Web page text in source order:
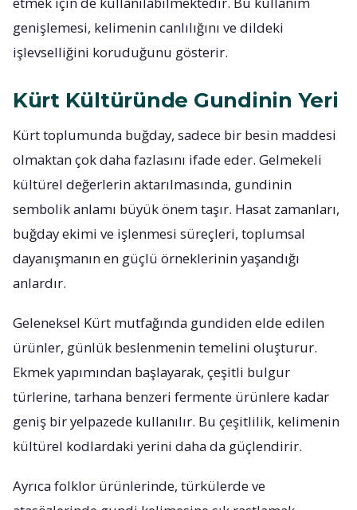
genişlemesi, kelimenin canlılığını ve dildeki
işlevselliğini koruduğunu gösterir.
Kürt Kültüründe Gundinin Yeri
Kürt toplumunda buğday, sadece bir besin maddesi
olmaktan çok daha fazlasını ifade eder. Gelmekeli
kültürel değerlerin aktarılmasında, gundinin
sembolik anlamı büyük önem taşır. Hasat zamanları,
buğday ekimi ve işlenmesi süreçleri, toplumsal
dayanışmanın en güçlü örneklerinin yaşandığı
anlardır.
Geleneksel Kürt mutfağında gundiden elde edilen
ürünler, günlük beslenmenin temelini oluşturur.
Ekmek yapımından başlayarak, çeşitli bulgur
türlerine, tarhana benzeri fermente ürünlere kadar
geniş bir yelpazede kullanılır. Bu çeşitlilik, kelimenin
kültürel kodlardaki yerini daha da güçlendirir.
Ayrıca folklor ürünlerinde, türkülerde ve